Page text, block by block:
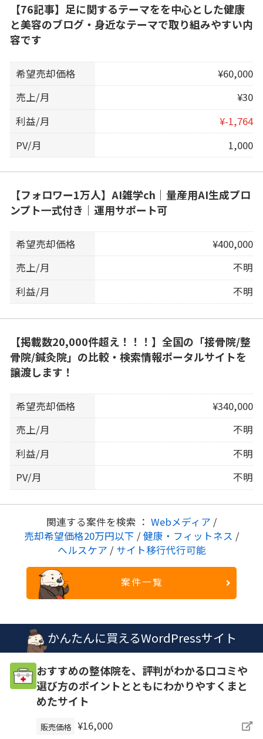
【76記事】足に関するテーマをを中心とした健康
と美容のブログ・身近なテーマで取り組みやすい内
容です
希望売却価格
¥60,000
売上/月
¥30
利益/月
¥-1,764
PV/月
1,000
【フォロワー1万人】AI雑学ch｜量産用AI生成プロ
ンプト一式付き｜運用サポート可
希望売却価格
¥400,000
売上/月
不明
利益/月
不明
【掲載数20,000件超え！！！】全国の「接骨院/整
骨院/鍼灸院」の比較・検索情報ポータルサイトを
譲渡します！
希望売却価格
¥340,000
売上/月
不明
利益/月
不明
PV/月
不明
関連する案件を検索 ： Webメディア /
売却希望価格20万円以下 / 健康・フィットネス /
ヘルスケア / サイト移行代行可能
案件一覧
かんたんに買えるWordPressサイト
おすすめの整体院を、評判がわかる口コミや
選び方のポイントとともにわかりやすくまと
めたサイト
販売価格 ¥16,000